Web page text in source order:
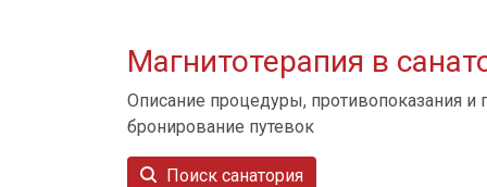
Магнитотерапия в
Описание процедуры, противопоказания
бронирование путевок
Поиск санатория